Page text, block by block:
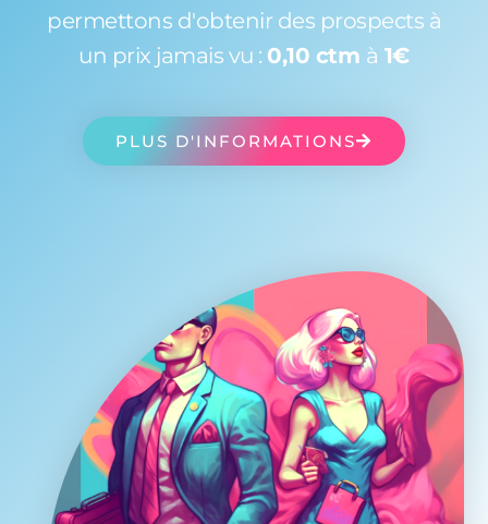
permettons d'obtenir des prospects à
un prix jamais vu : 0,10 ctm à 1€
PLUS D'INFORMATIONS